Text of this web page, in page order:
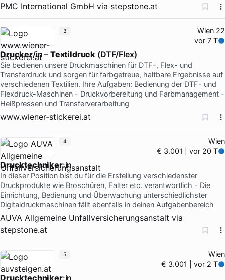
PMC International GmbH via stepstone.at
Wien 22
vor 7 T
Drucker/in – Textildruck (DTF/Flex)
Sie bedienen unsere Druckmaschinen für DTF-, Flex- und
Transferdruck und sorgen für farbgetreue, haltbare Ergebnisse auf
verschiedenen Textilien. Ihre Aufgaben: Bedienung der DTF- und
Flexdruck-Maschinen - Druckvorbereitung und Farbmanagement -
Heißpressen und Transferverarbeitung
www.wiener-stickerei.at
3
Wien
€ 3.001 | vor 20 T
Drucktechniker:in
In dieser Position bist du für die Erstellung verschiedenster
Druckprodukte wie Broschüren, Falter etc. verantwortlich - Die
Einrichtung, Bedienung und Überwachung unterschiedlichster
Digitaldruckmaschinen fällt ebenfalls in deinen Aufgabenbereich
AUVA Allgemeine Unfallversicherungsanstalt via
stepstone.at
4
Wien
€ 3.001 | vor 2 T
Drucktechniker:in
5